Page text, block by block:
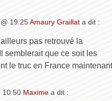
19:25Amaury Graillat a dit :
pas retrouvé la
semblerait que ce soit les
le truc en France
10:50 Maxime a dit :